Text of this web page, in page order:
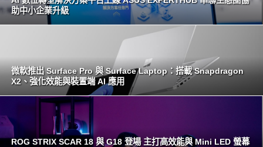
助中小企業升級
微軟推出 Surface Pro 與 Surface Laptop：搭載 Snapdragon
X2、強化效能與裝置端 AI 應用
ROG STRIX SCAR 18 與 G18 登場 主打高效能與 Mini LED 螢幕